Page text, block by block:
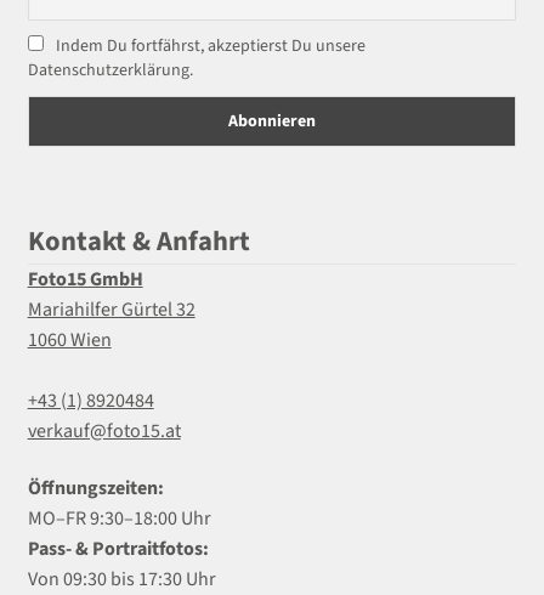
Indem Du fortfährst, akzeptierst Du unsere
Datenschutzerklärung.
Kontakt & Anfahrt
Foto15 GmbH
Mariahilfer Gürtel 32
1060 Wien
+43 (1) 8920484
verkauf@foto15.at
Öffnungszeiten:
MO–FR 9:30–18:00 Uhr
Pass- & Portraitfotos:
Von 09:30 bis 17:30 Uhr